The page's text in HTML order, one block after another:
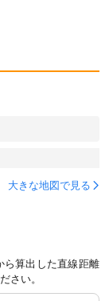
大きな地図で見る
ら算出した直線距離
さい。